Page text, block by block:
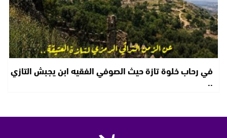
في رحاب خلوة تازة حيث الصوفي الفقيه ابن يجبش التازي
..